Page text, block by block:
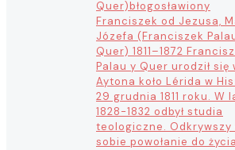
Quer)błogosławiony
Franciszek od Jezusa,
Józefa (Franciszek
Quer) 1811–1872
Palau y Quer urodził się
Aytona koło Lérida w
29 grudnia 1811 roku. W
1828-1832 odbył studia
teologiczne. Odkrywszy
sobie powołanie do życia